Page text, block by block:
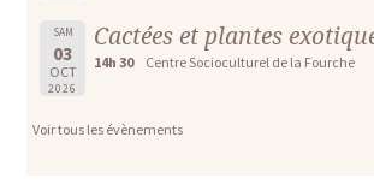
SAM
03
OCT
2026
Cactées et plantes
14h 30 Centre Socioculturel de la Fourche
Voir tous les évènements